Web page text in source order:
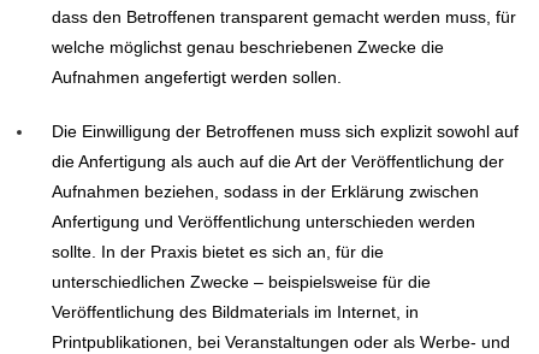
dass den Betroffenen transparent gemacht werden muss, für
welche möglichst genau beschriebenen Zwecke die
Aufnahmen angefertigt werden sollen.
Die Einwilligung der Betroffenen muss sich explizit sowohl auf
die Anfertigung als auch auf die Art der Veröffentlichung der
Aufnahmen beziehen, sodass in der Erklärung zwischen
Anfertigung und Veröffentlichung unterschieden werden
sollte. In der Praxis bietet es sich an, für die
unterschiedlichen Zwecke – beispielsweise für die
Veröffentlichung des Bildmaterials im Internet, in
Printpublikationen, bei Veranstaltungen oder als Werbe- und